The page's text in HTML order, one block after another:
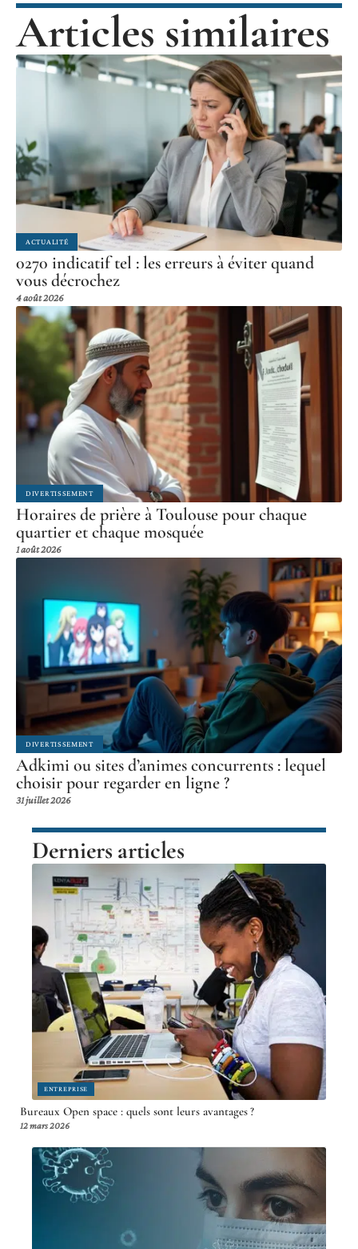
Articles similaires
ACTUALITÉ
0270 indicatif tel : les erreurs à éviter quand
vous décrochez
4 août 2026
DIVERTISSEMENT
Horaires de prière à Toulouse pour chaque
quartier et chaque mosquée
1 août 2026
DIVERTISSEMENT
Adkimi ou sites d’animes concurrents : lequel
choisir pour regarder en ligne ?
31 juillet 2026
Derniers articles
ENTREPRISE
Bureaux Open space : quels sont leurs avantages ?
12 mars 2026